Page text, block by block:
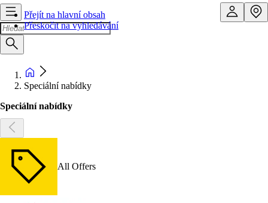
Přejít na hlavní obsah
Přeskočit na vyhledávání
Speciální nabídky
Speciální nabídky
All Offers